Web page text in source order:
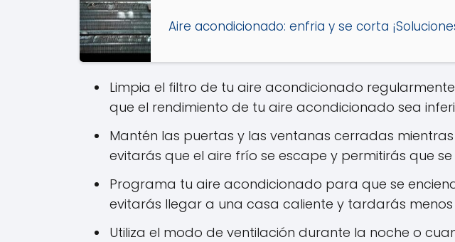
Aire acondicionado: enfria y se corta
Limpia el filtro de tu aire acondicionado
que el rendimiento de tu aire acondicionado sea
Mantén las puertas y las ventanas cerradas
evitarás que el aire frío se escape y permitirás que
Programa tu aire acondicionado para que se
evitarás llegar a una casa caliente y tardarás
Utiliza el modo de ventilación durante la noche o